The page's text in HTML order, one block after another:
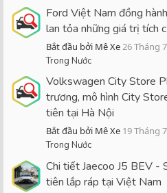
Ford Việt Nam đồng
lan tỏa những giá trị tích
Bắt đầu bởi Mê Xe26 Tháng
Trong Nước
Volkswagen City Store
trương, mô hình City
tiên tại Hà Nội
Bắt đầu bởi Mê Xe 19 Tháng
Trong Nước
Chi tiết Jaecoo J5 BEV -
tiên lắp ráp tại Việt Nam